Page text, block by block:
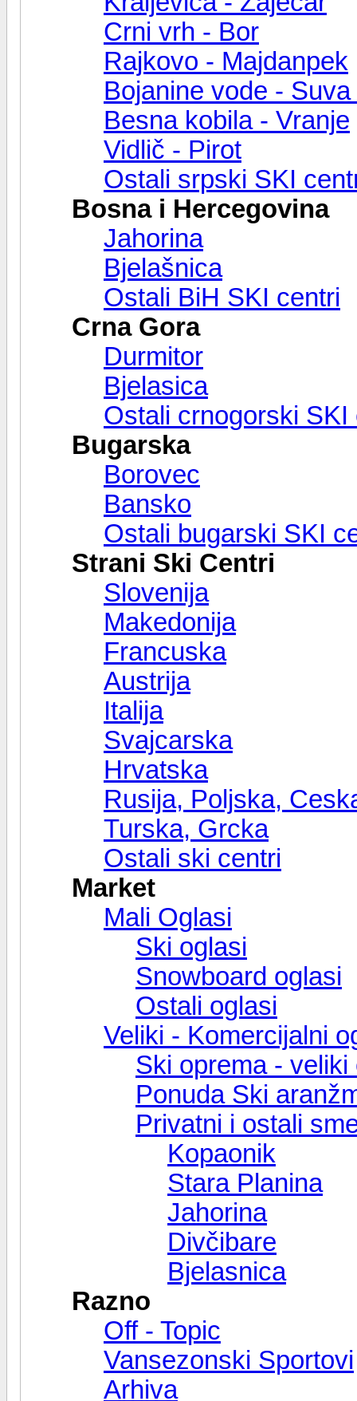
Crni vrh - Bor
Rajkovo - Majdanpek
Bojanine vode -
Besna kobila - Vranje
Vidlič - Pirot
Ostali srpski SKI
Bosna i Hercegovina
Jahorina
Bjelašnica
Ostali BiH SKI centri
Crna Gora
Durmitor
Bjelasica
Ostali crnogorski SKI
Bugarska
Borovec
Bansko
Ostali bugarski SKI
Strani Ski Centri
Slovenija
Makedonija
Francuska
Austrija
Italija
Svajcarska
Hrvatska
Rusija, Poljska,
Turska, Grcka
Ostali ski centri
Market
Mali Oglasi
Ski oglasi
Snowboard oglasi
Ostali oglasi
Veliki - Komercijalni
Ski oprema - veliki
Ponuda Ski
Privatni i ostali
Kopaonik
Stara Planina
Jahorina
Divčibare
Bjelasnica
Razno
Off - Topic
Vansezonski Sportovi
Arhiva